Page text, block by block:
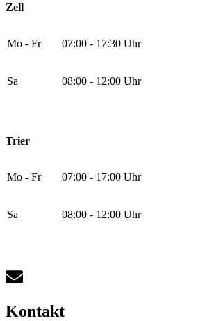
Zell
Mo - Fr 07:00 - 17:30 Uhr
Sa 08:00 - 12:00 Uhr
Trier
Mo - Fr 07:00 - 17:00 Uhr
Sa 08:00 - 12:00 Uhr
Kontakt